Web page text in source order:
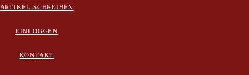
ARTIKEL SCHREIBEN
EINLOGGEN
KONTAKT